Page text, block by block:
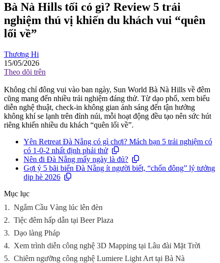
Bà Nà Hills tối có gì? Review 5 trải
nghiệm thú vị khiến du khách vui “quên
lối về”
Thương Hi
15/05/2026
Theo dõi trên
Không chỉ đông vui vào ban ngày, Sun World Bà Nà Hills về đêm
cũng mang đến nhiều trải nghiệm đáng thử. Từ dạo phố, xem biểu
diễn nghệ thuật, check-in không gian ánh sáng đến tận hưởng
không khí se lạnh trên đỉnh núi, mỗi hoạt động đều tạo nên sức hút
riêng khiến nhiều du khách “quên lối về”.
Yên Retreat Đà Nẵng có gì chơi? Mách bạn 5 trải nghiệm có
có 1-0-2 nhất định phải thử
Nên đi Đà Nẵng mấy ngày là đủ?
Gợi ý 5 bãi biển Đà Nẵng ít người biết, “chốn đông” lý tưởng
dịp hè 2026
Mục lục
1. Ngắm Cầu Vàng lúc lên đèn
2. Tiệc đêm hấp dẫn tại Beer Plaza
3. Dạo làng Pháp
4. Xem trình diễn công nghệ 3D Mapping tại Lâu đài Mặt Trời
5. Chiêm ngưỡng công nghệ Lumiere Light Art tại Bà Nà